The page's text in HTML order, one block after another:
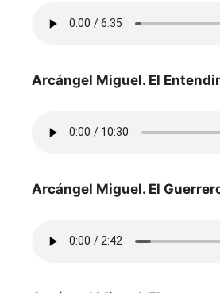
Arcángel Miguel. El
Arcángel Miguel. El